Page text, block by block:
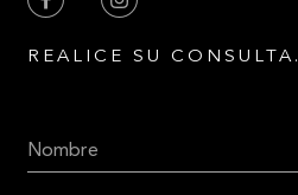
REALICE SU CONSULTA.